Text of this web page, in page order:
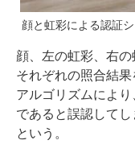
顔と虹彩による認証
顔、左の虹彩、右の
それぞれの照合結
アルゴリズムによ
であると誤認して
という。